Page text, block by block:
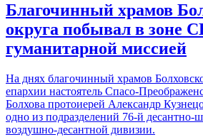
Благочинный храмов
округа побывал в зоне
гуманитарной миссией
На днях благочинный храмов
епархии настоятель Спасо-
Болхова протоиерей Александр
одно из подразделений 76-й десантно-
воздушно-десантной дивизии.